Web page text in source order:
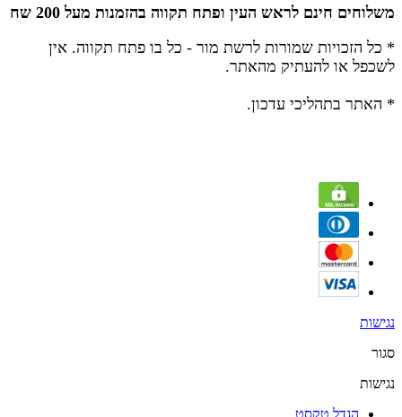
משלוחים חינם לראש העין ופתח תקווה בהזמנות מעל 200 שח
* כל הזכויות שמורות לרשת מור - כל בו פתח תקווה. אין
לשכפל או להעתיק מהאתר.
* האתר בתהליכי עדכון.
נגישות
סגור
נגישות